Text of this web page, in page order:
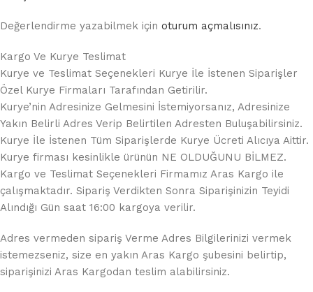
Değerlendirme yazabilmek için oturum açmalısınız.
Kargo Ve Kurye Teslimat
Kurye ve Teslimat Seçenekleri Kurye İle İstenen Siparişler
Özel Kurye Firmaları Tarafından Getirilir.
Kurye’nin Adresinize Gelmesini İstemiyorsanız, Adresinize
Yakın Belirli Adres Verip Belirtilen Adresten Buluşabilirsiniz.
Kurye İle İstenen Tüm Siparişlerde Kurye Ücreti Alıcıya Aittir.
Kurye firması kesinlikle ürünün NE OLDUĞUNU BİLMEZ.
Kargo ve Teslimat Seçenekleri Firmamız Aras Kargo ile
çalışmaktadır. Sipariş Verdikten Sonra Siparişinizin Teyidi
Alındığı Gün saat 16:00 kargoya verilir.
Adres vermeden sipariş Verme Adres Bilgilerinizi vermek
istemezseniz, size en yakın Aras Kargo şubesini belirtip,
siparişinizi Aras Kargodan teslim alabilirsiniz.